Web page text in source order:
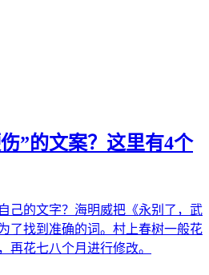
”的文案？这里有4个
己的文字？海明威把《永别了，武
了找到准确的词。村上春树一般花
再花七八个月进行修改。